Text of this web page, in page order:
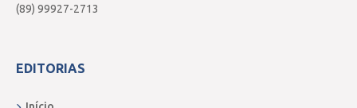
(89) 99927-2713
EDITORIAS